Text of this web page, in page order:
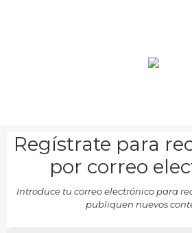
Regístrate para
por correo
Introduce tu correo electrónico para
publiquen nuevos